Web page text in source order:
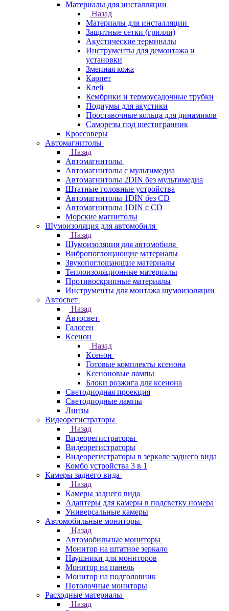
Материалы для инсталляции
Назад
Материалы для инсталляции
Защитные сетки (грилли)
Акустические терминалы
Инструменты для демонтажа и
установки
Змеиная кожа
Карпет
Клей
Кембрики и термоусадочные трубки
Подиумы для акустики
Проставочные кольца для динамиков
Саморезы под шестигранник
Кроссоверы
Автомагнитолы
Назад
Автомагнитолы
Автомагнитолы с мультимедиа
Автомагнитолы 2DIN без мультимедиа
Штатные головные устройства
Автомагнитолы 1DIN без CD
Автомагнитолы 1DIN с CD
Морские магнитолы
Шумоизоляция для автомобиля
Назад
Шумоизоляция для автомобиля
Вибропоглощающие материалы
Звукопоглощающие материалы
Теплоизоляционные материалы
Противоскрипные материалы
Инструменты для монтажа шумоизоляции
Автосвет
Назад
Автосвет
Галоген
Ксенон
Назад
Ксенон
Готовые комплекты ксенона
Ксеноновые лампы
Блоки розжига для ксенона
Светодиодная проекция
Светодиодные лампы
Линзы
Видеорегистраторы
Назад
Видеорегистраторы
Видеорегистраторы
Видеорегистраторы в зеркале заднего вида
Комбо устройства 3 в 1
Камеры заднего вида
Назад
Камеры заднего вида
Адаптеры для камеры в подсветку номера
Универсальные камеры
Автомобильные мониторы
Назад
Автомобильные мониторы
Монитор на штатное зеркало
Наушники для мониторов
Монитор на панель
Монитор на подголовник
Потолочные мониторы
Расходные материалы
Назад